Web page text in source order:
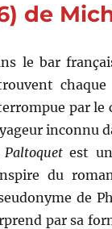
de
le bar
par le
inconnu
Paltoquetest un
du
de
par sa